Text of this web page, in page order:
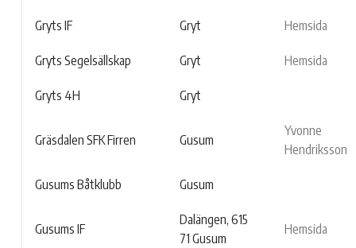
Gryts IF Gryt Hemsida
Gryts Segelsällskap Gryt Hemsida
Gryts 4H Gryt
Gräsdalen SFK Firren Gusum
Yvonne
Hendriksson
Gusums Båtklubb Gusum
Gusums IF
Dalängen, 615
71 Gusum
Hemsida